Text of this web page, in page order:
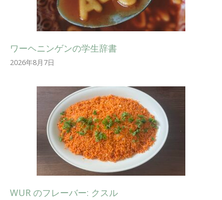
ワーヘニンゲンの学生辞書
2026年8月7日
WUR のフレーバー: クスル